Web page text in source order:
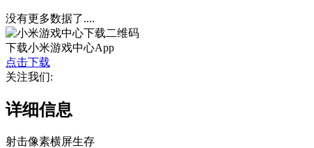
没有更多数据了....
下载小米游戏中心App
点击下载
关注我们:
详细信息
射击像素横屏生存